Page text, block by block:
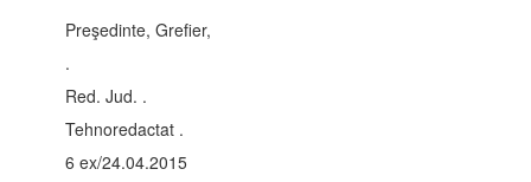
Preşedinte, Grefier,
.
Red. Jud. .
Tehnoredactat .
6 ex/24.04.2015